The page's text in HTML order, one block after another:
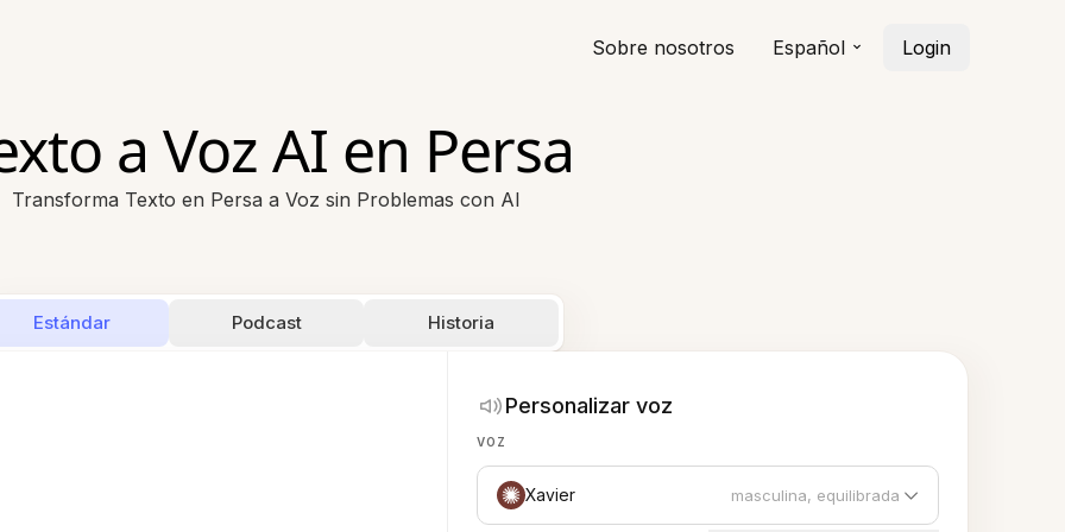
Sobre nosotros Español Login
a Voz AI en Persa
Transforma Texto en Persa a Voz sin Problemas con AI
Estándar Podcast Historia
Personalizar voz
VOZ
Xavier masculina, equilibrada